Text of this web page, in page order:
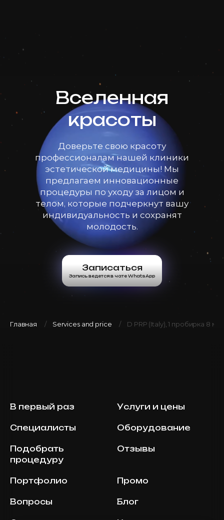
Вселенная
красоты
Доверьте свою красоту
профессионалам нашей клиники
эстетической медицины! Мы
предлагаем инновационные
процедуры по уходу за лицом и
телом, которые подчеркнут вашу
индивидуальность и сохранят
молодость.
Записаться
Запись ведется в чате WhatsApp
Главная Services and price D PRP (Italy), 1 пробирка 8 мл
В первый раз Услуги и цены
Специалисты Оборудование
Подобрать
процедуру
Отзывы
Портфолио Промо
Вопросы Блог